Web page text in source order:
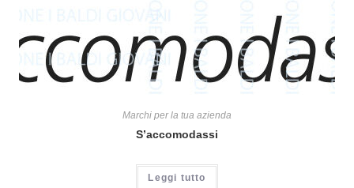
Marchi per la tua azienda
S’accomodassi
Leggi tutto